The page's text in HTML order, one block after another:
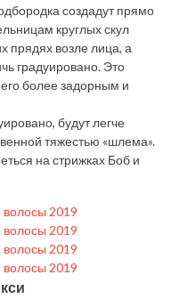
создадут прямо
круглых скул
прядях возле лица, а
градуировано. Это
более задорным и
будут легче
тяжестью «шлема».
на стрижках Боб и